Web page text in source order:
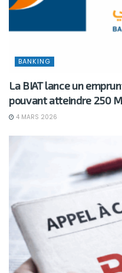
BANKING
La BIAT lance un
pouvant atteindre 250
4 MARS 2026